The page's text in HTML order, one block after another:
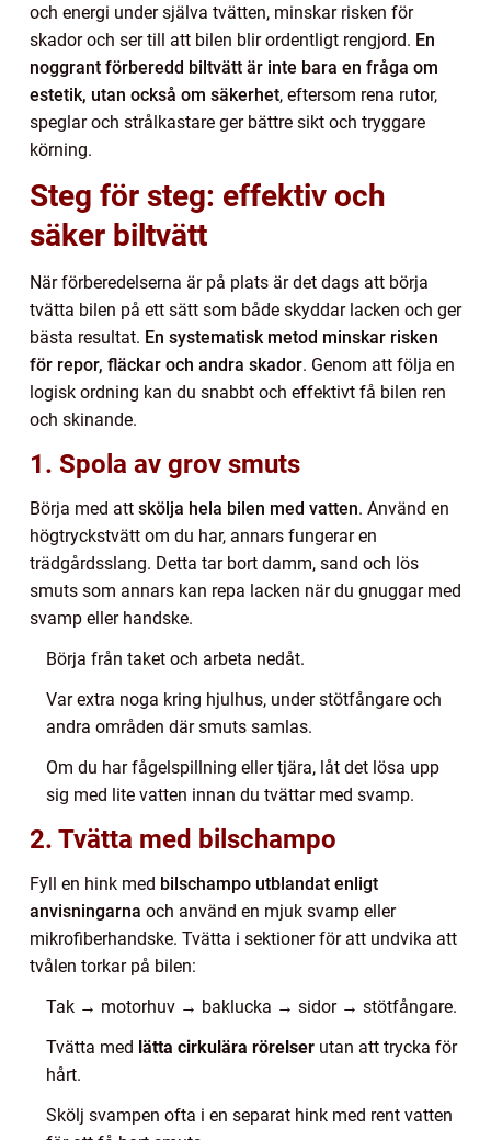
och energi under själva tvätten, minskar risken för
skador och ser till att bilen blir ordentligt rengjord. En
noggrant förberedd biltvätt är inte bara en fråga om
estetik, utan också om säkerhet, eftersom rena rutor,
speglar och strålkastare ger bättre sikt och tryggare
körning.
Steg för steg: effektiv och
säker biltvätt
När förberedelserna är på plats är det dags att börja
tvätta bilen på ett sätt som både skyddar lacken och ger
bästa resultat. En systematisk metod minskar risken
för repor, fläckar och andra skador. Genom att följa en
logisk ordning kan du snabbt och effektivt få bilen ren
och skinande.
1. Spola av grov smuts
Börja med att skölja hela bilen med vatten. Använd en
högtryckstvätt om du har, annars fungerar en
trädgårdsslang. Detta tar bort damm, sand och lös
smuts som annars kan repa lacken när du gnuggar med
svamp eller handske.
Börja från taket och arbeta nedåt.
Var extra noga kring hjulhus, under stötfångare och
andra områden där smuts samlas.
Om du har fågelspillning eller tjära, låt det lösa upp
sig med lite vatten innan du tvättar med svamp.
2. Tvätta med bilschampo
Fyll en hink med bilschampo utblandat enligt
anvisningarna och använd en mjuk svamp eller
mikrofiberhandske. Tvätta i sektioner för att undvika att
tvålen torkar på bilen:
Tak → motorhuv → baklucka → sidor → stötfångare.
Tvätta med lätta cirkulära rörelser utan att trycka för
hårt.
Skölj svampen ofta i en separat hink med rent vatten